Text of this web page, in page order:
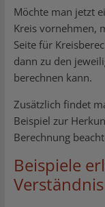
Möchte man jetzt
Kreis vornehmen,
Seite für
dann zu den
berechnen kann.
Zusätzlich findet
Beispiel zur
Berechnung
Beispiele
Verständnis